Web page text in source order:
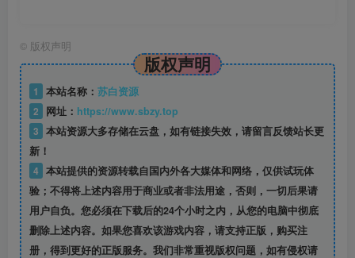
© 版权声明
版权声明
1 本站名称： 苏白资源
2
网址： https://www.sbzy.top
3 本站资源大多存储在云盘，如有链接失效，请留言反馈站长更
新！
4 本站提供的资源转载自国内外各大媒体和网络，仅供试玩体
验；不得将上述内容用于商业或者非法用途，否则，一切后果请
用户自负。您必须在下载后的24个小时之内，从您的电脑中彻底
删除上述内容。如果您喜欢该游戏内容，请支持正版，购买注
册，得到更好的正版服务。我们非常重视版权问题，如有侵权请